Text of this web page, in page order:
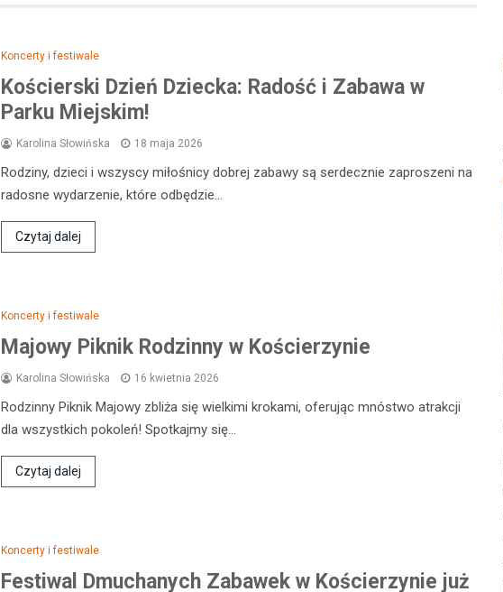
Koncerty i festiwale
Kościerski Dzień Dziecka: Radość i Zabawa w
Parku Miejskim!
Karolina Słowińska 18 maja 2026
Rodziny, dzieci i wszyscy miłośnicy dobrej zabawy są serdecznie zaproszeni na
radosne wydarzenie, które odbędzie…
Czytaj dalej
Koncerty i festiwale
Majowy Piknik Rodzinny w Kościerzynie
Karolina Słowińska 16 kwietnia 2026
Rodzinny Piknik Majowy zbliża się wielkimi krokami, oferując mnóstwo atrakcji
dla wszystkich pokoleń! Spotkajmy się…
Czytaj dalej
Koncerty i festiwale
Festiwal Dmuchanych Zabawek w Kościerzynie już
Kronika policyjna
Drogowego Komendy Powiatowej Policji w